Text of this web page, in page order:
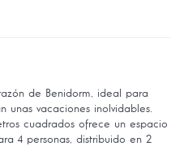
de Benidorm, ideal para
unas vacaciones inolvidables.
cuadrados ofrece un espacio
4 personas, distribuido en 2